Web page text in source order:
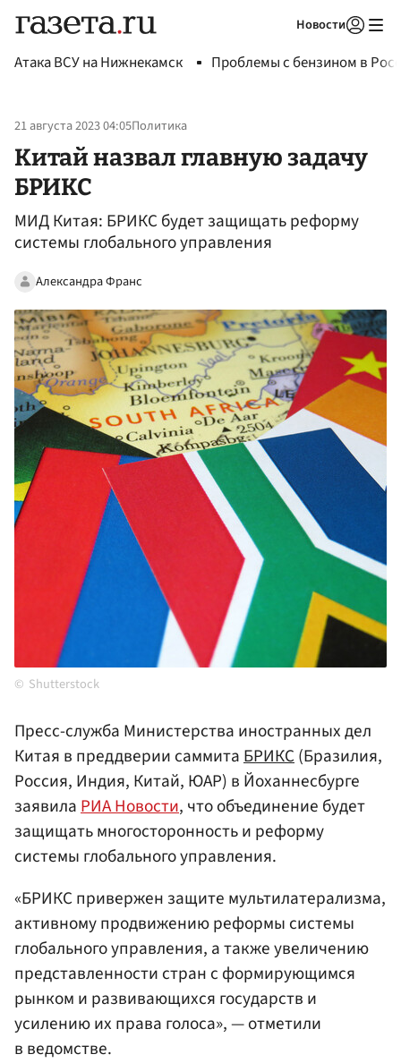
Новости
Атака ВСУ на Нижнекамск Проблемы с бензином в
21 августа 2023 04:05Политика
Китай назвал главную задачу
БРИКС
МИД Китая: БРИКС будет защищать реформу
системы глобального управления
Александра Франс
Shutterstock
Пресс-служба Министерства иностранных дел
Китая в преддверии саммитаБРИКС(Бразилия,
Россия, Индия, Китай, ЮАР) в Йоханнесбурге
заявилаРИА Новости, что объединение будет
защищать многосторонность и реформу
системы глобального управления.
«БРИКС привержен защите мультилатерализма,
активному продвижению реформы системы
глобального управления, а также увеличению
представленности стран с формирующимся
рынком и развивающихся государств и
усилению их права голоса», — отметили
в ведомстве.